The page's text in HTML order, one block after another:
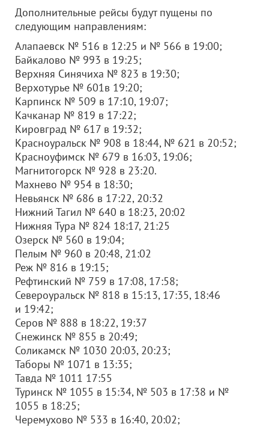
Дополнительные рейсы будут пущены по
следующим направлениям:
Алапаевск № 516 в 12:25 и № 566 в 19:00;
Байкалово № 993 в 19:25;
Верхняя Синячиха № 823 в 19:30;
Верхотурье № 601в 19:20;
Карпинск № 509 в 17:10, 19:07;
Качканар № 819 в 17:22;
Кировград № 617 в 19:32;
Красноуральск № 908 в 18:44, № 621 в 20:52;
Красноуфимск № 679 в 16:03, 19:06;
Магнитогорск № 928 в 23:20.
Махнево № 954 в 18:30;
Невьянск № 686 в 17:22, 20:32
Нижний Тагил № 640 в 18:23, 20:02
Нижняя Тура № 824 18:17, 21:25
Озерск № 560 в 19:04;
Пелым № 960 в 20:48, 21:02
Реж № 816 в 19:15;
Рефтинский № 759 в 17:08, 17:58;
Североуральск № 818 в 15:13, 17:35, 18:46
и 19:42;
Серов № 888 в 18:22, 19:37
Снежинск № 855 в 20:49;
Соликамск № 1030 20:03, 20:23;
Таборы № 1071 в 13:35;
Тавда № 1011 17:55
Туринск № 1055 в 15:34, № 503 в 17:38 и №
1055 в 18:25;
Черемухово № 533 в 16:40, 20:02;